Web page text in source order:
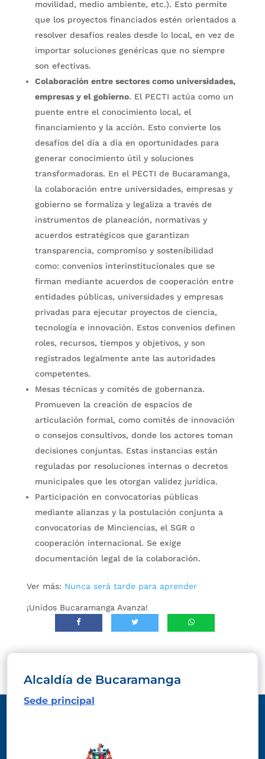
movilidad, medio ambiente, etc.). Esto permite
que los proyectos financiados estén orientados a
resolver desafíos reales desde lo local, en vez de
importar soluciones genéricas que no siempre
son efectivas.
Colaboración entre sectores como universidades,
empresas y el gobierno. El PECTI actúa como un
puente entre el conocimiento local, el
financiamiento y la acción. Esto convierte los
desafíos del día a día en oportunidades para
generar conocimiento útil y soluciones
transformadoras. En el PECTI de Bucaramanga,
la colaboración entre universidades, empresas y
gobierno se formaliza y legaliza a través de
instrumentos de planeación, normativas y
acuerdos estratégicos que garantizan
transparencia, compromiso y sostenibilidad
como: convenios interinstitucionales que se
firman mediante acuerdos de cooperación entre
entidades públicas, universidades y empresas
privadas para ejecutar proyectos de ciencia,
tecnología e innovación. Estos convenios definen
roles, recursos, tiempos y objetivos, y son
registrados legalmente ante las autoridades
competentes.
Mesas técnicas y comités de gobernanza.
Promueven la creación de espacios de
articulación formal, como comités de innovación
o consejos consultivos, donde los actores toman
decisiones conjuntas. Estas instancias están
reguladas por resoluciones internas o decretos
municipales que les otorgan validez jurídica.
Participación en convocatorias públicas
mediante alianzas y la postulación conjunta a
convocatorias de Minciencias, el SGR o
cooperación internacional. Se exige
documentación legal de la colaboración.
Ver más: Nunca será tarde para aprender
¡Unidos Bucaramanga Avanza!
Alcaldía de Bucaramanga
Sede principal